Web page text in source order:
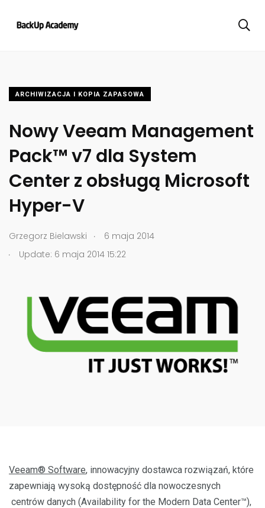
ARCHIWIZACJA I KOPIA ZAPASOWA
Nowy Veeam Management
Pack™ v7 dla System
Center z obsługą Microsoft
Hyper-V
Grzegorz Bielawski .
6 maja 2014
.
Update: 6 maja 2014 15:22
Veeam® Software, innowacyjny dostawca rozwiązań, które
zapewniają wysoką dostępność dla nowoczesnych
centrów danych (Availability for the Modern Data Center™),